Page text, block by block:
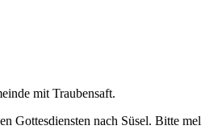
mit Traubensaft.
Gottesdiensten nach Süsel. Bitte